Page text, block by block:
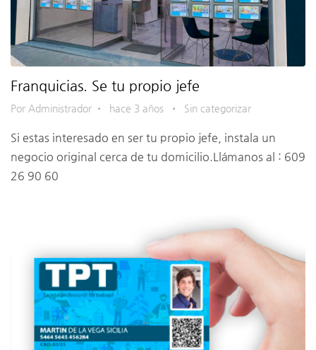
Franquicias. Se tu propio jefe
Por Administrador • hace 3 años • Sin categorizar
Si estas interesado en ser tu propio jefe, instala un
negocio original cerca de tu domicilio.Llámanos al : 609
26 90 60